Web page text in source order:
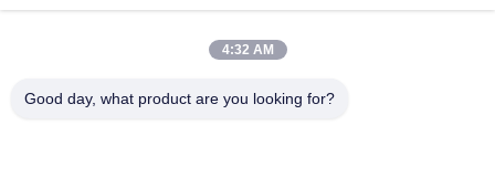
4:32 AM
Good day, what product are you looking for?